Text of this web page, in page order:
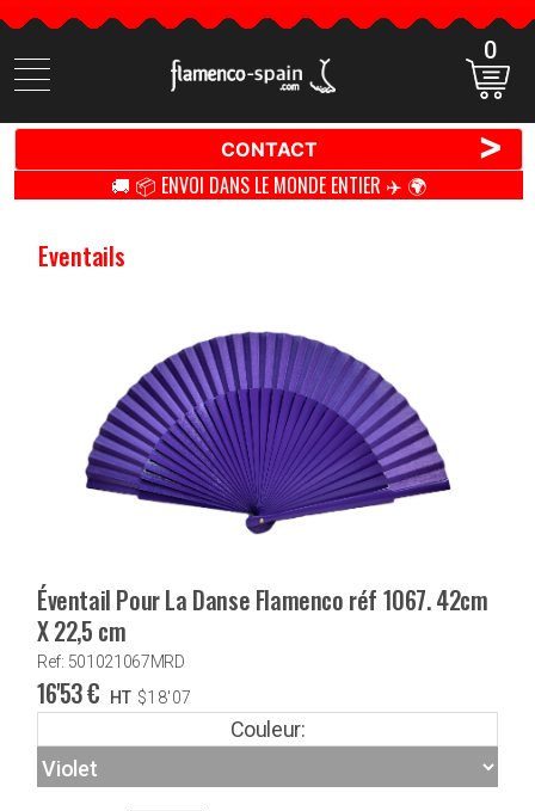
Cherchez
des
0
CONTACT >
🚚 📦 ENVOI DANS LE MONDE ENTIER ✈️ 🌍
Eventails
Éventail Pour La Danse Flamenco réf 1067. 42cm
X 22,5 cm
Ref: 501021067MRD
16'53€ HT $18'07
Couleur: